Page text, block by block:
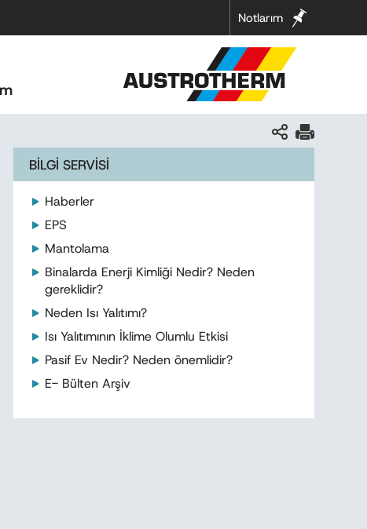
Notlarım
BİLGİ SERVİSİ
Haberler
EPS
Mantolama
Binalarda Enerji Kimliği Nedir? Neden
gereklidir?
Neden Isı Yalıtımı?
Isı Yalıtımının İklime Olumlu Etkisi
Pasif Ev Nedir? Neden önemlidir?
E- Bülten Arşiv